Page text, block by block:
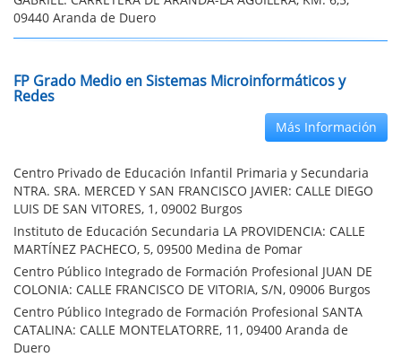
09440 Aranda de Duero
FP Grado Medio en Sistemas Microinformáticos y
Redes
Más Información
Centro Privado de Educación Infantil Primaria y Secundaria
NTRA. SRA. MERCED Y SAN FRANCISCO JAVIER: CALLE DIEGO
LUIS DE SAN VITORES, 1, 09002 Burgos
Instituto de Educación Secundaria LA PROVIDENCIA: CALLE
MARTÍNEZ PACHECO, 5, 09500 Medina de Pomar
Centro Público Integrado de Formación Profesional JUAN DE
COLONIA: CALLE FRANCISCO DE VITORIA, S/N, 09006 Burgos
Centro Público Integrado de Formación Profesional SANTA
CATALINA: CALLE MONTELATORRE, 11, 09400 Aranda de
Duero